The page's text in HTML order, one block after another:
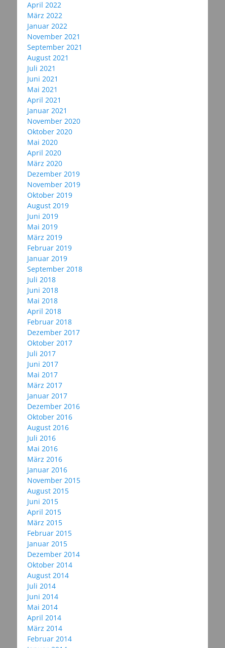
April 2022
März 2022
Januar 2022
November 2021
September 2021
August 2021
Juli 2021
Juni 2021
Mai 2021
April 2021
Januar 2021
November 2020
Oktober 2020
Mai 2020
April 2020
März 2020
Dezember 2019
November 2019
Oktober 2019
August 2019
Juni 2019
Mai 2019
März 2019
Februar 2019
Januar 2019
September 2018
Juli 2018
Juni 2018
Mai 2018
April 2018
Februar 2018
Dezember 2017
Oktober 2017
Juli 2017
Juni 2017
Mai 2017
März 2017
Januar 2017
Dezember 2016
Oktober 2016
August 2016
Juli 2016
Mai 2016
März 2016
Januar 2016
November 2015
August 2015
Juni 2015
April 2015
März 2015
Februar 2015
Januar 2015
Dezember 2014
Oktober 2014
August 2014
Juli 2014
Juni 2014
Mai 2014
April 2014
März 2014
Februar 2014